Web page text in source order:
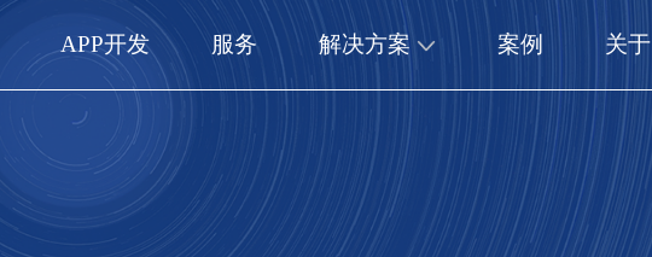
APP开发 服务 解决方案 案例 关于